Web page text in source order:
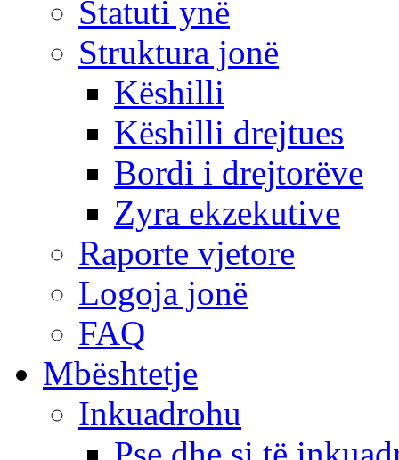
Statuti ynë
Struktura jonë
Këshilli
Këshilli drejtues
Bordi i drejtorëve
Zyra ekzekutive
Raporte vjetore
Logoja jonë
FAQ
Mbështetje
Inkuadrohu